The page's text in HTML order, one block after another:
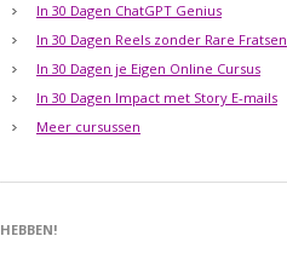
In 30 Dagen ChatGPT Genius
In 30 Dagen Reels zonder Rare Fratsen
In 30 Dagen je Eigen Online Cursus
In 30 Dagen Impact met Story E-mails
Meer cursussen
HEBBEN!